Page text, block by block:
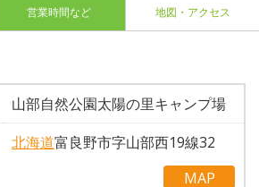
営業時間など 地図・アクセス
山部自然公園太陽の里キャンプ場
北海道富良野市字山部西19線32
MAP